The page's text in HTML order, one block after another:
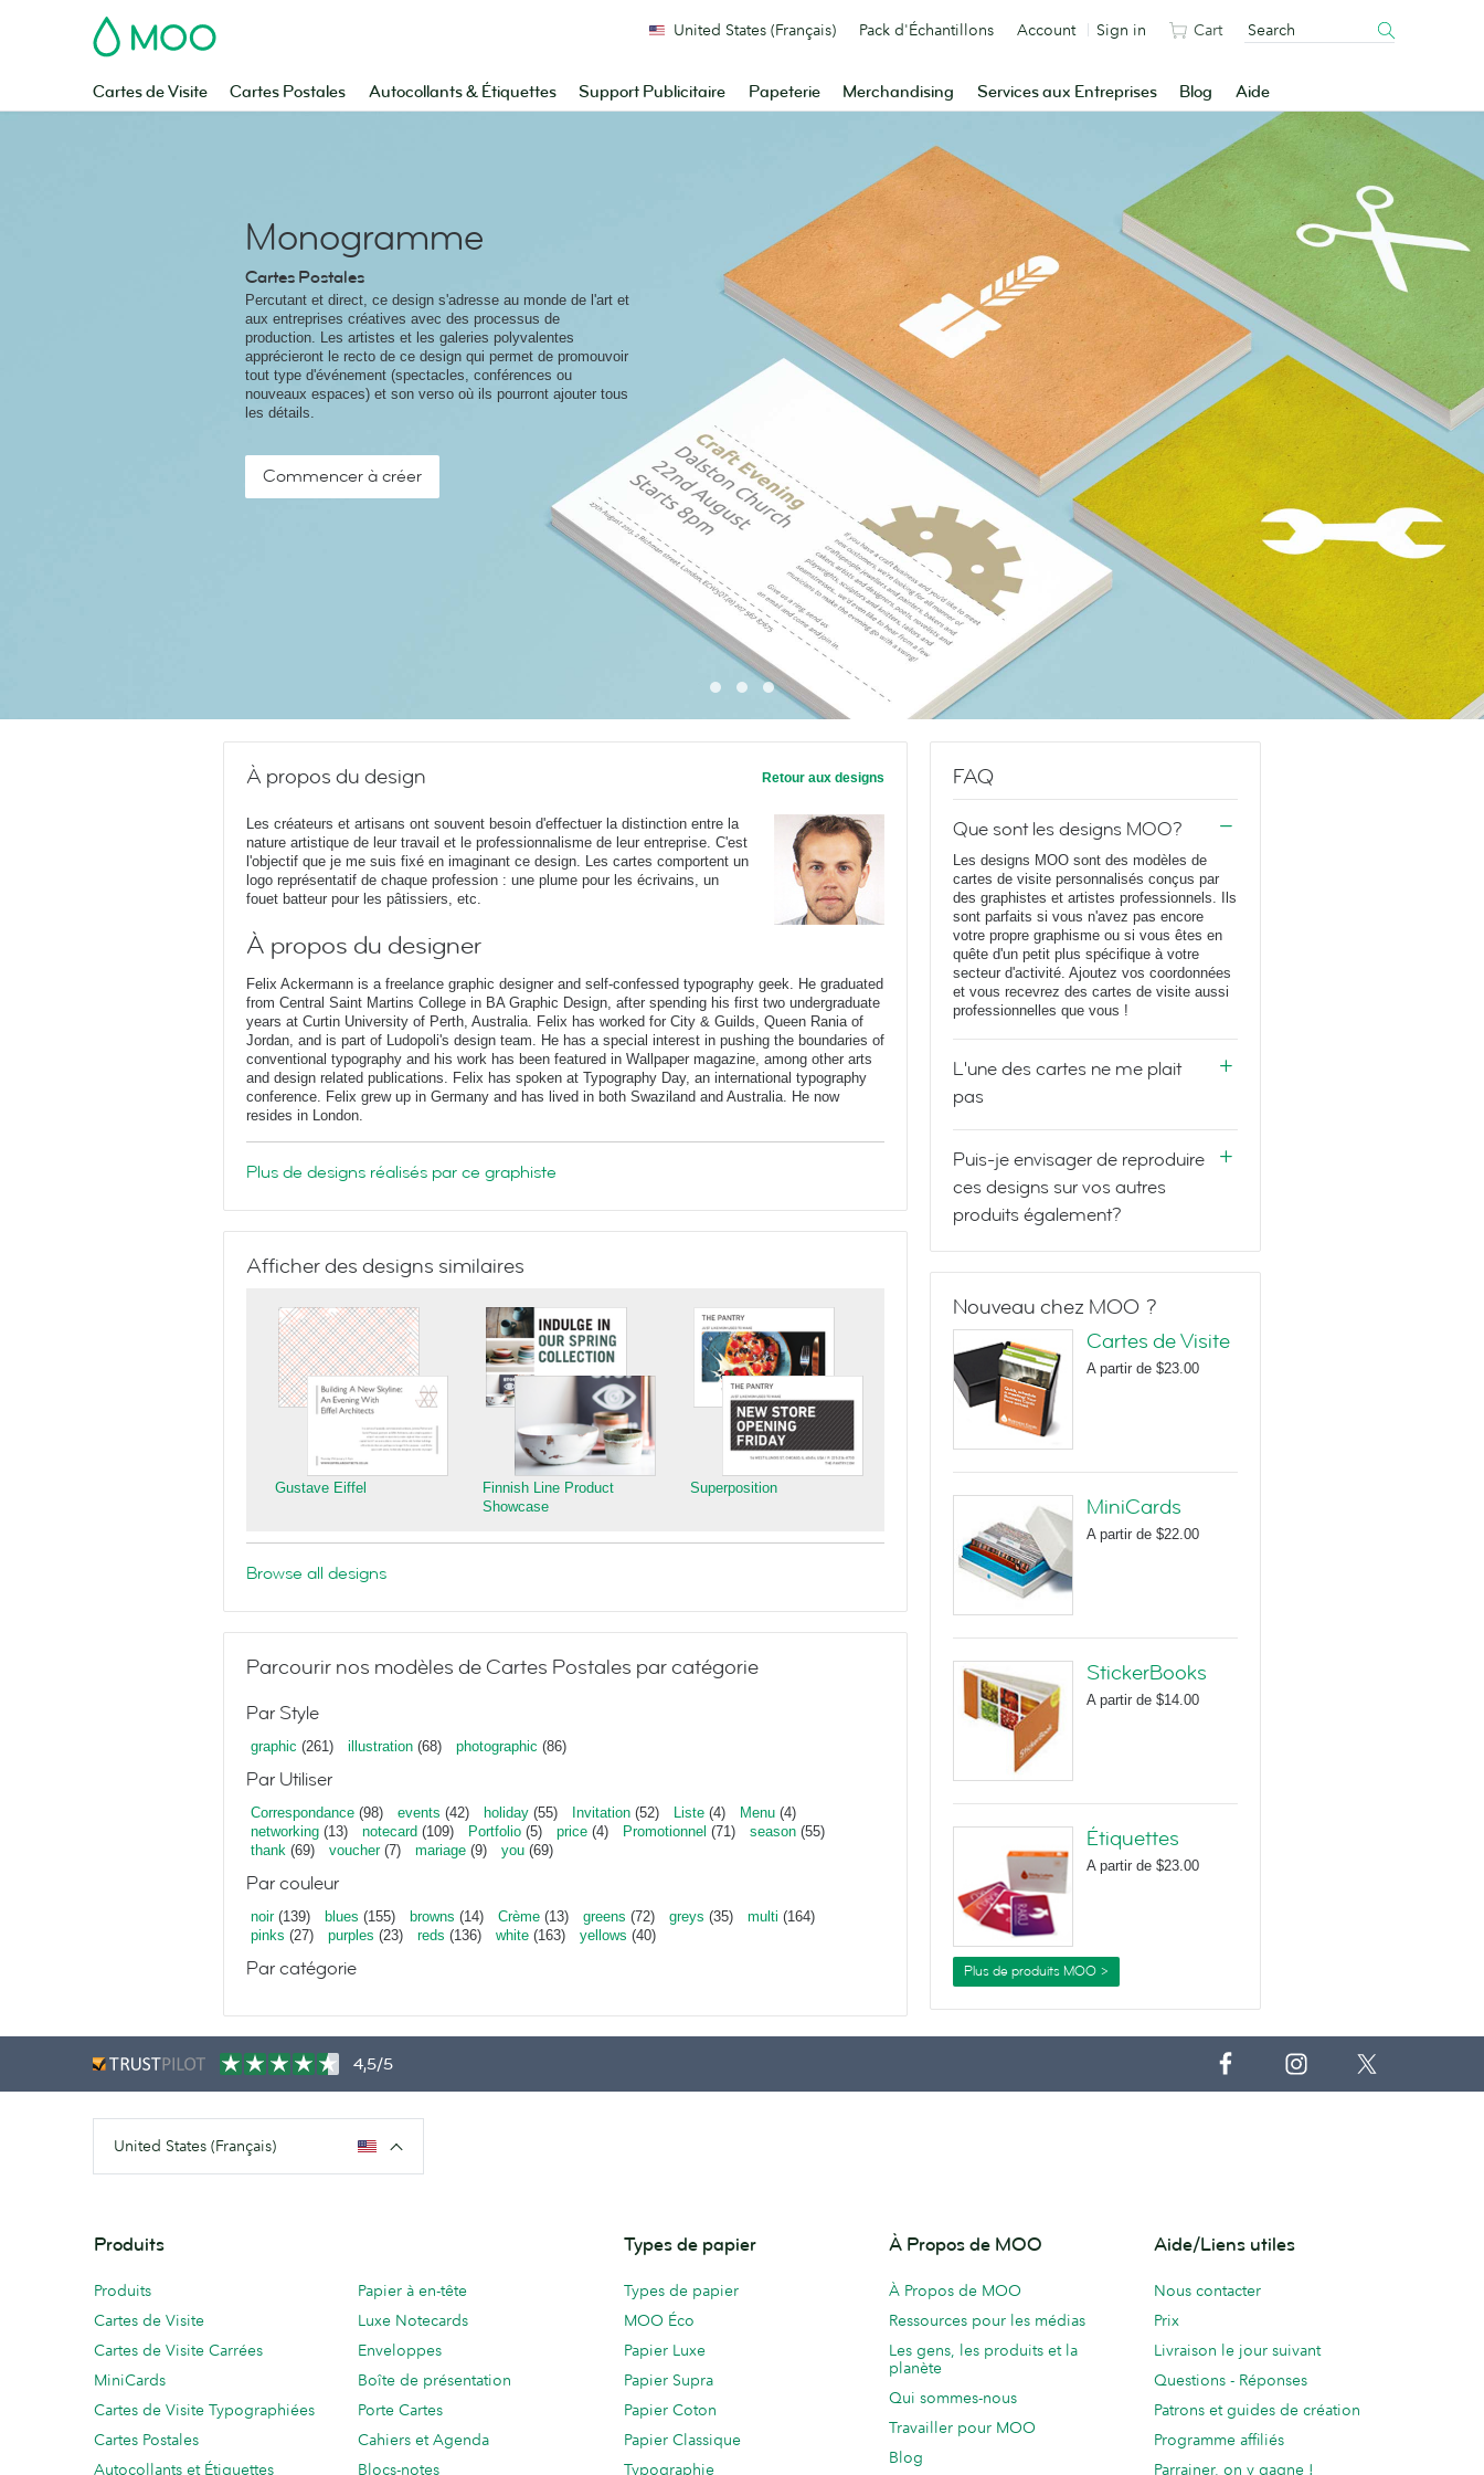
MOO
Cartes de Visite Cartes Postales Autocollants & Étiquettes Support Publicitaire Papeterie Merchandising Services aux Entreprises Blog Aide
United States (Français) Pack d'Échantillons Account Sign in Cart
Monogramme
Cartes Postales
Percutant et direct, ce design s'adresse au monde de l'art et
aux entreprises créatives avec des processus de
production. Les artistes et les galeries polyvalentes
apprécieront le recto de ce design qui permet de promouvoir
tout type d'événement (spectacles, conférences ou
nouveaux espaces) et son verso où ils pourront ajouter tous
les détails.
Commencer à créer
À propos du design Retour aux designs
Les créateurs et artisans ont souvent besoin d'effectuer la distinction entre la
nature artistique de leur travail et le professionnalisme de leur entreprise. C'est
l'objectif que je me suis fixé en imaginant ce design. Les cartes comportent un
logo représentatif de chaque profession : une plume pour les écrivains, un
fouet batteur pour les pâtissiers, etc.
À propos du designer
Felix Ackermann is a freelance graphic designer and self-confessed typography geek. He graduated
from Central Saint Martins College in BA Graphic Design, after spending his first two undergraduate
years at Curtin University of Perth, Australia. Felix has worked for City & Guilds, Queen Rania of
Jordan, and is part of Ludopoli's design team. He has a special interest in pushing the boundaries of
conventional typography and his work has been featured in Wallpaper magazine, among other arts
and design related publications. Felix has spoken at Typography Day, an international typography
conference. Felix grew up in Germany and has lived in both Swaziland and Australia. He now
resides in London.
Plus de designs réalisés par ce graphiste
Afficher des designs similaires
Gustave Eiffel
Finnish Line Product
Showcase
Superposition
Browse all designs
Parcourir nos modèles de Cartes Postales par catégorie
Par Style
graphic (261) illustration (68) photographic (86)
Par Utiliser
Correspondance (98) events (42) holiday (55) Invitation (52) Liste (4) Menu (4)
networking (13) notecard (109) Portfolio (5) price (4) Promotionnel (71) season (55)
thank (69) voucher(7) mariage (9) you (69)
Par couleur
noir(139) blues (155) browns (14) Crème (13) greens (72) greys (35) multi (164)
pinks (27) purples (23) reds (136) white (163) yellows (40)
Par catégorie
FAQ
Que sont les designs MOO?
Les designs MOO sont des modèles de
cartes de visite personnalisés conçus par
des graphistes et artistes professionnels. Ils
sont parfaits si vous n'avez pas encore
votre propre graphisme ou si vous êtes en
quête d'un petit plus spécifique à votre
secteur d'activité. Ajoutez vos coordonnées
et vous recevrez des cartes de visite aussi
professionnelles que vous !
L'une des cartes ne me plait
pas
Puis-je envisager de reproduire
ces designs sur vos autres
produits également?
Nouveau chez MOO ?
Cartes de Visite
A partir de $23.00
MiniCards
A partir de $22.00
StickerBooks
A partir de $14.00
Étiquettes
A partir de $23.00
Plus de produits MOO >
4,5/5
United States (Français)
Produits
Produits
Cartes de Visite
Cartes de Visite Carrées
MiniCards
Cartes de Visite Typographiées
Cartes Postales
Autocollants et Étiquettes
Papier à en-tête
Luxe Notecards
Enveloppes
Boîte de présentation
Porte Cartes
Cahiers et Agenda
Blocs-notes
Types de papier
Types de papier
MOO Éco
Papier Luxe
Papier Supra
Papier Coton
Papier Classique
Typographie
À Propos de MOO
À Propos de MOO
Ressources pour les médias
Les gens, les produits et la
planète
Qui sommes-nous
Travailler pour MOO
Blog
Aide/Liens utiles
Nous contacter
Prix
Livraison le jour suivant
Questions - Réponses
Patrons et guides de création
Programme affiliés
Parrainer, on y gagne !